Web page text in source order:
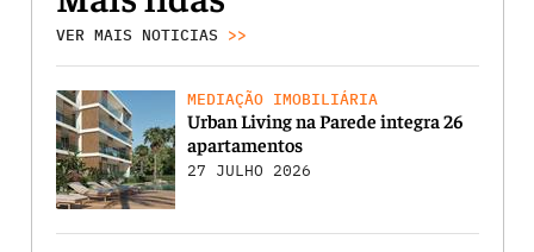
VER MAIS NOTICIAS >>
MEDIAÇÃO IMOBILIÁRIA
Urban Living na Parede integra 26
apartamentos
27 JULHO 2026